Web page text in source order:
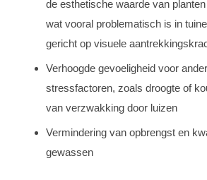
de esthetische waarde van
wat vooral problematisch is in
gericht op visuele
Verhoogde gevoeligheid voor
stressfactoren, zoals droogte of
van verzwakking door luizen
Vermindering van opbrengst en
gewassen